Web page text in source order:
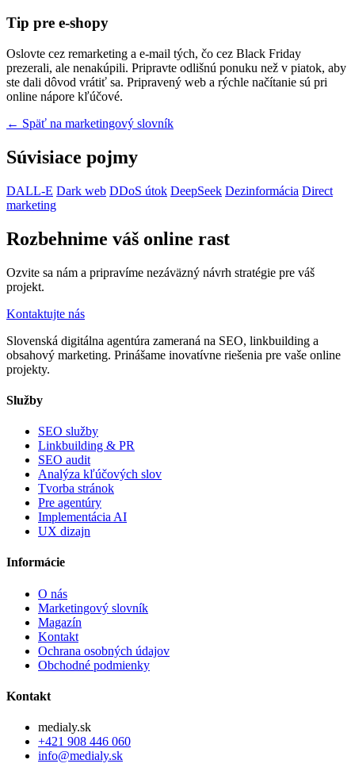
Tip pre e-shopy
Oslovte cez remarketing a e-mail tých, čo cez Black Friday
prezerali, ale nenakúpili. Pripravte odlišnú ponuku než v piatok, aby
ste dali dôvod vrátiť sa. Pripravený web a rýchle načítanie sú pri
online nápore kľúčové.
← Späť na marketingový slovník
Súvisiace pojmy
DALL-E Dark web DDoS útok DeepSeek Dezinformácia Direct
marketing
Rozbehnime váš online rast
Ozvite sa nám a pripravíme nezáväzný návrh stratégie pre váš
projekt.
Kontaktujte nás
Slovenská digitálna agentúra zameraná na SEO, linkbuilding a
obsahový marketing. Prinášame inovatívne riešenia pre vaše online
projekty.
Služby
SEO služby
Linkbuilding & PR
SEO audit
Analýza kľúčových slov
Tvorba stránok
Pre agentúry
Implementácia AI
UX dizajn
Informácie
O nás
Marketingový slovník
Magazín
Kontakt
Ochrana osobných údajov
Obchodné podmienky
Kontakt
medialy.sk
+421 908 446 060
info@medialy.sk